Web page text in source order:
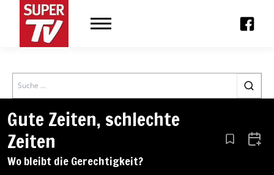
Search
Gute Zeiten, schlechte
Zeiten
Wo bleibt die Gerechtigkeit?
Aus den